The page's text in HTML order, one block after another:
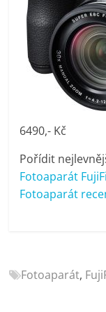
Nejlepší
elektronika
porovnání
recenze,
pračky,
televize,
notebooky,
6490,- Kč
Pořídit
Fotoaparát
Fotoaparát
Fotoaparát,